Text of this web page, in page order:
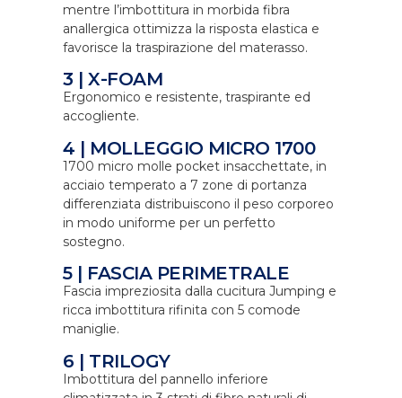
mentre l’imbottitura in morbida fibra
anallergica ottimizza la risposta elastica e
favorisce la traspirazione del materasso.
3 | X-FOAM
Ergonomico e resistente, traspirante ed
accogliente.
4 | MOLLEGGIO MICRO 1700
1700 micro molle pocket insacchettate, in
acciaio temperato a 7 zone di portanza
differenziata distribuiscono il peso corporeo
in modo uniforme per un perfetto
sostegno.
5 | FASCIA PERIMETRALE
Fascia impreziosita dalla cucitura Jumping e
ricca imbottitura rifinita con 5 comode
maniglie.
6 | TRILOGY
Imbottitura del pannello inferiore